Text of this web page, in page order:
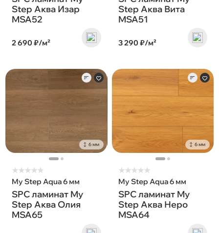
Step Аква Изар
MSA52
2 690 ₽/м²
Step Аква Вита
MSA51
3 290 ₽/м²
6 мм
★★★★★
My Step Aqua 6 мм
SPC ламинат My
Step Аква Олия
MSA65
6 мм
★★★★★
My Step Aqua 6 мм
SPC ламинат My
Step Аква Неро
MSA64